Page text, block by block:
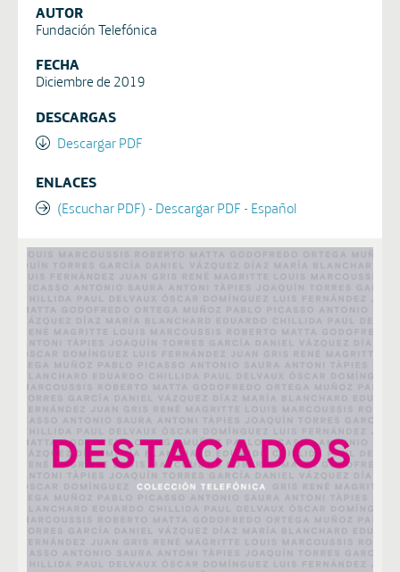
AUTOR
Fundación Telefónica
FECHA
Diciembre de 2019
DESCARGAS
Descargar PDF
ENLACES
(Escuchar PDF) - Descargar PDF - Español